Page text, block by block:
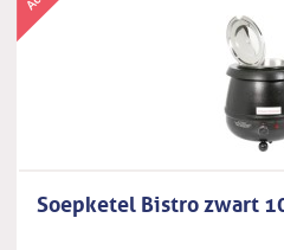
Soepketel Bistro zwart